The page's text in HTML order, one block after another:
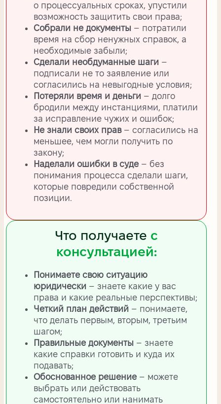
о процессуальных сроках, упустили
возможность защитить свои права;
Собрали не документы – потратили
время на сбор ненужных справок, а
необходимые забыли;
Сделали необдуманные шаги –
подписали не то заявление или
согласились на невыгодные условия;
Потеряли время и деньги – долго
бродили между инстанциями, платили
за исправление чужих и ошибок;
Не знали своих прав– согласились на
меньшее, чем могли получить по
закону;
Наделали ошибки в суде– без
понимания процесса сделали шаги,
которые повредили собственной
позиции.
Что получаете с
консультацией:
Понимаете свою ситуацию
юридически – знаете какие у вас
права и какие реальные перспективы;
Четкий план действий – понимаете,
что делать первым, вторым, третьим
шагом;
Правильные документы – знаете
какие справки готовить и куда их
подавать;
Обоснованное решение– можете
выбрать или действовать
самостоятельно или нанимать